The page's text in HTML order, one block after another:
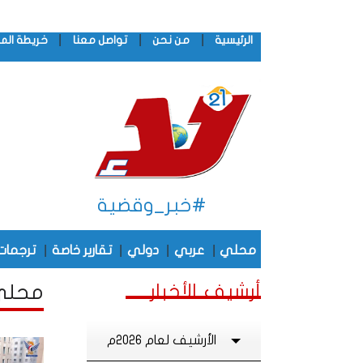
الرئيسية من نحن تواصل معنا خريطة
#خبر_وقضية
محلي عربي دولي تقارير خاصة
محلي أرشيف الأخبار
الأرشيف لعام 2026م